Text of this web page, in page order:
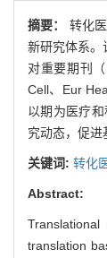
摘要： 转化
新研究体系。
对重要期刊
Cell、Eur
以期为医疗
究动态，促进
关键词: 转化
Abstract:
translation